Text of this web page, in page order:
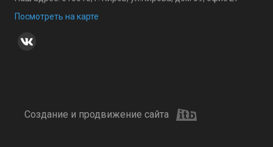
Посмотреть на карте
Создание и продвижение сайта